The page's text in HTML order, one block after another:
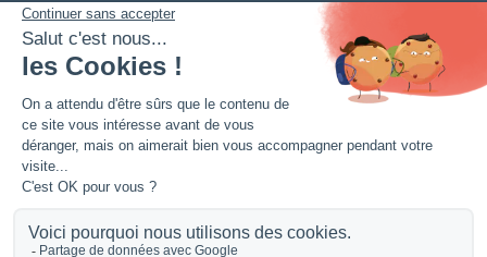
SUIVEZ GERANT DE SARL
Twitter
Facebook